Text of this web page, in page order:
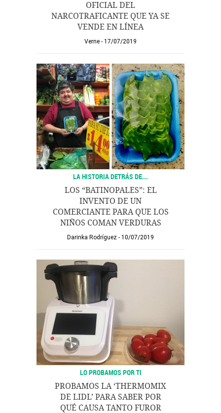
OFICIAL DEL
NARCOTRAFICANTE QUE YA SE
VENDE EN LÍNEA
Verne 17/07/2019
LA HISTORIA DETRÁS DE...
LOS “BATINOPALES”: EL
INVENTO DE UN
COMERCIANTE PARA QUE LOS
NIÑOS COMAN VERDURAS
Darinka Rodríguez 10/07/2019
LO PROBAMOS POR TI
PROBAMOS LA ‘THERMOMIX
DE LIDL’ PARA SABER POR
QUÉ CAUSA TANTO FUROR